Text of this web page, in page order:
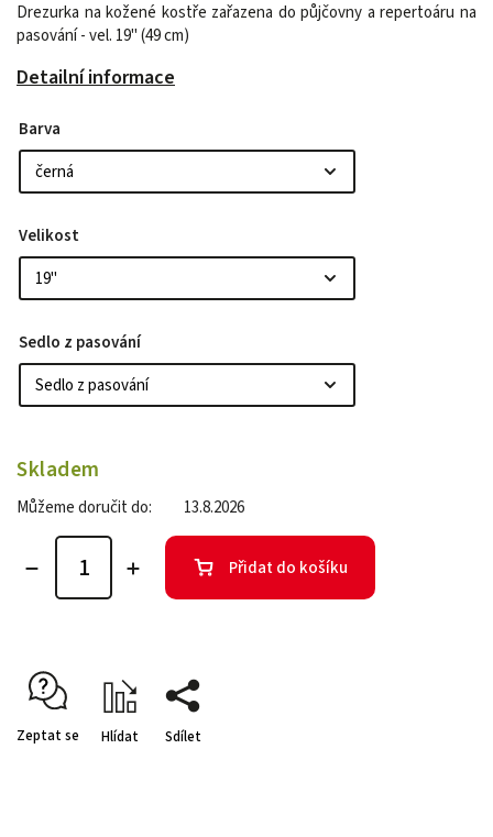
Drezurka na kožené kostře zařazena do půjčovny a repertoáru na
pasování - vel. 19" (49 cm)
Detailní informace
Barva
Velikost
Sedlo z pasování
Skladem
Můžeme doručit do: 13.8.2026
Přidat do košíku
Zeptat se Hlídat Sdílet